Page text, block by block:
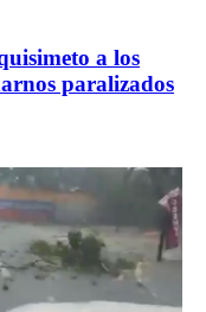
a los
paralizados